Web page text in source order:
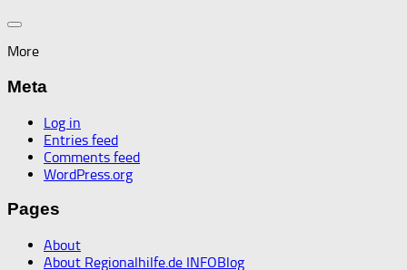
More
Meta
Log in
Entries feed
Comments feed
WordPress.org
Pages
About
About Regionalhilfe.de INFOBlog